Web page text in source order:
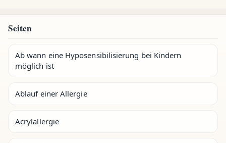
Seiten
Ab wann eine Hyposensibilisierung bei Kindern
möglich ist
Ablauf einer Allergie
Acrylallergie